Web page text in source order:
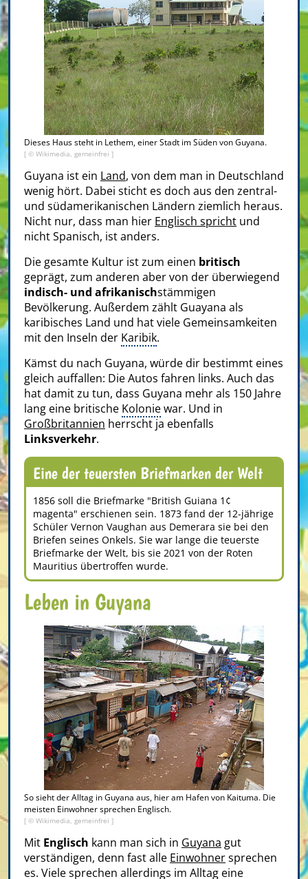
Dieses Haus steht in Lethem, einer Stadt im Süden von Guyana.
[ © Wikimedia, gemeinfrei ]
Guyana ist ein Land, von dem man in Deutschland
wenig hört. Dabei sticht es doch aus den zentral-
und südamerikanischen Ländern ziemlich heraus.
Nicht nur, dass man hier Englisch spricht und
nicht Spanisch, ist anders.
Die gesamte Kultur ist zum einen britisch
geprägt, zum anderen aber von der überwiegend
indisch- und afrikanischstämmigen
Bevölkerung. Außerdem zählt Guayana als
karibisches Land und hat viele Gemeinsamkeiten
mit den Inseln der Karibik.
Kämst du nach Guyana, würde dir bestimmt eines
gleich auffallen: Die Autos fahren links. Auch das
hat damit zu tun, dass Guyana mehr als 150 Jahre
lang eine britische Koloniewar. Und in
Großbritannien herrscht ja ebenfalls
Linksverkehr.
Eine der teuersten Briefmarken der Welt
1856 soll die Briefmarke "British Guiana 1¢
magenta" erschienen sein. 1873 fand der 12-jährige
Schüler Vernon Vaughan aus Demerara sie bei den
Briefen seines Onkels. Sie war lange die teuerste
Briefmarke der Welt, bis sie 2021 von der Roten
Mauritius übertroffen wurde.
Leben in Guyana
So sieht der Alltag in Guyana aus, hier am Hafen von Kaituma. Die
meisten Einwohner sprechen Englisch.
[ © Wikimedia, gemeinfrei ]
Mit Englisch kann man sich in Guyana gut
verständigen, denn fast alle Einwohnersprechen
es. Viele sprechen allerdings im Alltag eine